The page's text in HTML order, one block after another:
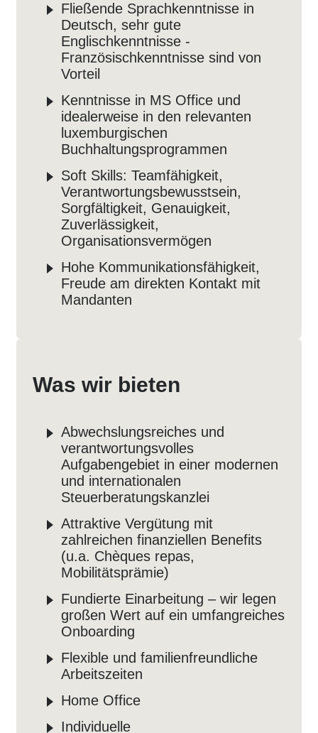
Fließende Sprachkenntnisse in
Deutsch, sehr gute
Englischkenntnisse -
Französischkenntnisse sind von
Vorteil
Kenntnisse in MS Office und
idealerweise in den relevanten
luxemburgischen
Buchhaltungsprogrammen
Soft Skills: Teamfähigkeit,
Verantwortungsbewusstsein,
Sorgfältigkeit, Genauigkeit,
Zuverlässigkeit,
Organisationsvermögen
Hohe Kommunikationsfähigkeit,
Freude am direkten Kontakt mit
Mandanten
Was wir bieten
Abwechslungsreiches und
verantwortungsvolles
Aufgabengebiet in einer modernen
und internationalen
Steuerberatungskanzlei
Attraktive Vergütung mit
zahlreichen finanziellen Benefits
(u.a. Chèques repas,
Mobilitätsprämie)
Fundierte Einarbeitung – wir legen
großen Wert auf ein umfangreiches
Onboarding
Flexible und familienfreundliche
Arbeitszeiten
Home Office
Individuelle